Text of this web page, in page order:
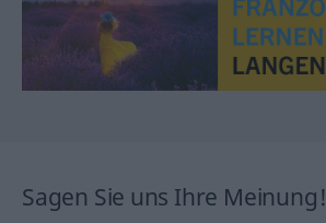
Sagen Sie uns Ihre Meinung!